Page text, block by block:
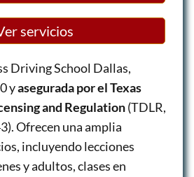
servicios
Driving School Dallas,
yasegurada por el Texas
and Regulation(TDLR,
Ofrecen una amplia
incluyendo lecciones
y adultos, clases en